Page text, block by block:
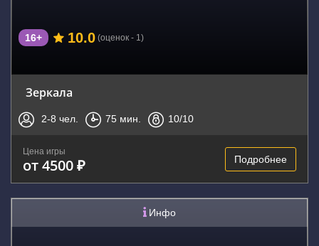
16+ 10.0 (оценок - 1)
Зеркала
2-8 чел. 75 мин. 10/10
Цена игры
от 4500 ₽ Подробнее
Инфо